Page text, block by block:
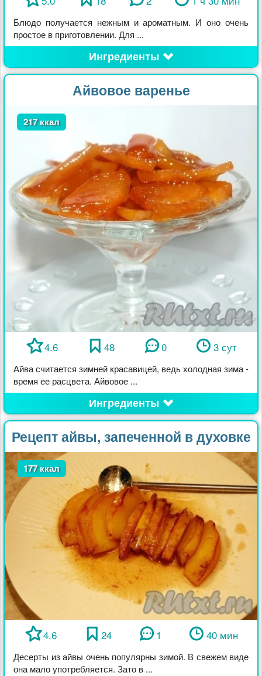
Блюдо получается нежным и ароматным. И оно очень
простое в приготовлении. Для ...
Ингредиенты
Айвовое варенье
217 ккал
4.6 48 0 3 сут
Айва считается зимней красавицей, ведь холодная зима -
время ее расцвета. Айвовое ...
Ингредиенты
Рецепт айвы, запеченной в духовке
177 ккал
4.6 24 1 40 мин
Десерты из айвы очень популярны зимой. В свежем виде
она мало употребляется. Зато в ...